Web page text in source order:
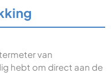
van
hebt om direct aan de